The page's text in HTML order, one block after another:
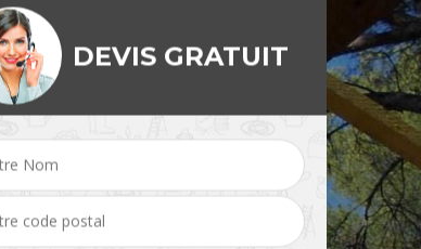
71
Réparation et
changement de
et faîtage 71
DEVIS GRATUIT